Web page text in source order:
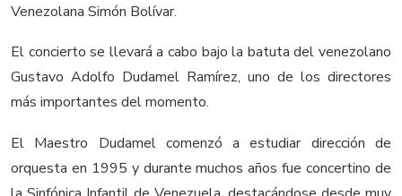
Venezolana Simón Bolívar.
El concierto se llevará a cabo bajo la batuta del venezolano
Gustavo Adolfo Dudamel Ramírez, uno de los directores
más importantes del momento.
El Maestro Dudamel comenzó a estudiar dirección de
orquesta en 1995 y durante muchos años fue concertino de